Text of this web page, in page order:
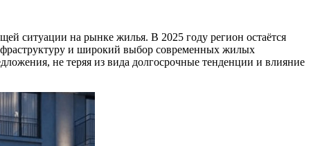
ситуации на рынке жилья. В 2025 году регион остаётся
и широкий выбор современных жилых
не теряя из вида долгосрочные тенденции и влияние